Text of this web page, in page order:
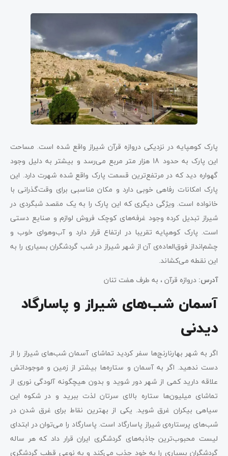
پارک کوهپایه در نزدیکی دروازه قرآن شیراز واقع شده است. مساحت
این پارک به حدود 18 هزار متر مربع می‌رسد و بیشتر به دلیل وجود
گهواره دید که در مرتفع‌ترین قسمت پارک واقع شده شهرت دارد. این
پارک امکانات رفاهی خوبی دارد و مکان مناسبی برای وقت‌گذرانی با
خانواده است. ویژگی دیگری که این پارک را به یک مقصد شبگردی در
شیراز تبدیل کرده وجود غرفه‌های کوچک فروش لوازم و صنایع دستی
است. پارک کوهپایه تقریبا در ارتفاع قرار دارد و آب‌وهوای خوب و
چشم‌انداز فوق‌العاده‌ی آن از شهر شیراز در شب گردشگران بسیاری را به
این نقطه می‌کشاند.
آدرس: دروازه قرآن ، به طرف هفت تنان
آسمان شب‌های شیراز و پاسارگاد
دیدنی
اگر به شهر بهارنارنج‌ها سفر کردید تماشای آسمان شب‌های شیراز را از
دست ندهید. اگر به آسمان و ستاره‌ها بیشتر از زمین و موجوداتش
علاقه دارید کمی از شهر دور شوید و بدون هیچگونه آلودگی نوری از
تماشای میلیون‌ها ستاره بالای سرتان لذت ببرید و در شکوه این
سیاهی بیکران غرق شوید. یکی از بهترین نقاط برای غرق شدن در
شب‌های پرستاره‌ی شیراز پاسارگاد است. پاسارگاد را می‌توان در ابتدای
لیست محبوب‌ترین جاذبه‌های گردشگری ایران قرار داد که هر ساله
گردشگران بسیاری را به خود جذب می‌کند و به نوعی قطب گردشگری